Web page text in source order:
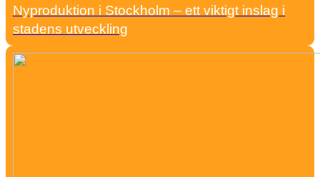
Nyproduktion i Stockholm – ett viktigt inslag i
stadens utveckling